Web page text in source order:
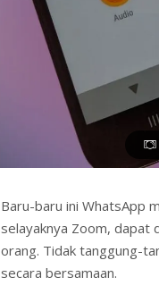
Baru-baru ini WhatsApp
selayaknya Zoom, dapat
orang. Tidak tanggung-
secara bersamaan.